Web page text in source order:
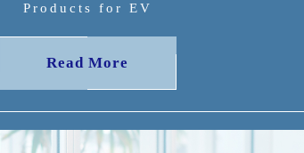
Products for EV
Read More